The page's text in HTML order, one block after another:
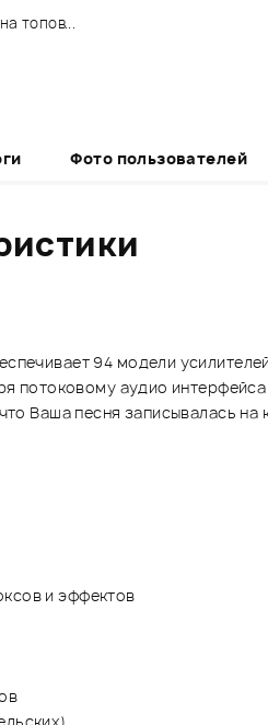
топов...
Фото пользователей
94 модели
потоковому аудио
Ваша песня записывалась на
и эффектов